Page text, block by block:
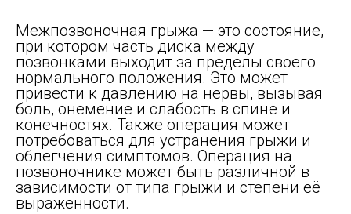
Межпозвоночная грыжа — это состояние,
при котором часть диска между
позвонками выходит за пределы своего
нормального положения. Это может
привести к давлению на нервы, вызывая
боль, онемение и слабость в спине и
конечностях. Также операция может
потребоваться для устранения грыжи и
облегчения симптомов. Операция на
позвоночнике может быть различной в
зависимости от типа грыжи и степени её
выраженности.